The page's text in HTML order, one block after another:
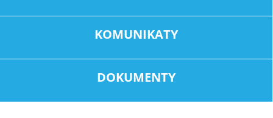
KOMUNIKATY
DOKUMENTY